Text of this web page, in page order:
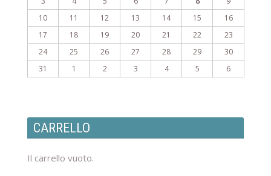
10
11 12 13 14 15
16
17
18 19 20 21 22
23
24
25 26 27 28 29
30
31
1 2 3 4 5 6
CARRELLO
Il carrello vuoto.